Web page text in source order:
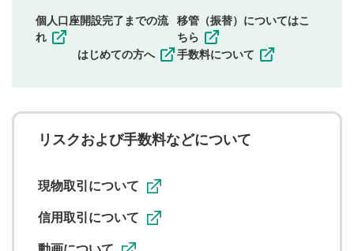
その他当社が不適切と判断した投稿
一度投稿した評価およびコメントの変更・削除はできま
に関する著作者人格権を行使しないことに同意します。利
用者が投稿したコメントは、当社サービスの広告・宣伝、
ることがあります。
個人口座開設完了までの流
れ
はじめての方へ
移管（振替）についてはこ
ちら
手数料について
リスクおよび手数料などについて
現物取引について
信用取引について